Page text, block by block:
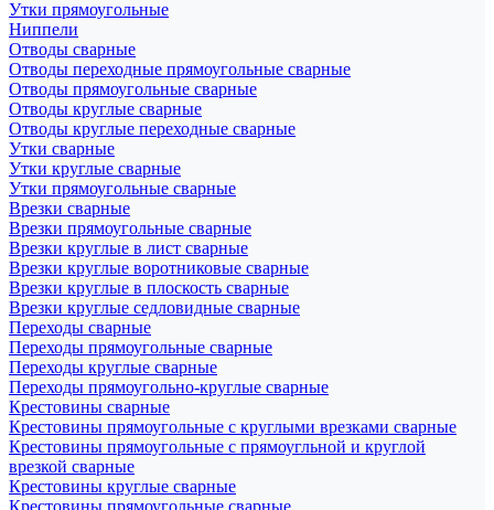
Утки прямоугольные
Ниппели
Отводы сварные
Отводы переходные прямоугольные сварные
Отводы прямоугольные сварные
Отводы круглые сварные
Отводы круглые переходные сварные
Утки сварные
Утки круглые сварные
Утки прямоугольные сварные
Врезки сварные
Врезки прямоугольные сварные
Врезки круглые в лист сварные
Врезки круглые воротниковые сварные
Врезки круглые в плоскость сварные
Врезки круглые седловидные сварные
Переходы сварные
Переходы прямоугольные сварные
Переходы круглые сварные
Переходы прямоугольно-круглые сварные
Крестовины сварные
Крестовины прямоугольные с круглыми врезками сварные
Крестовины прямоугольные с прямоугльной и круглой
врезкой сварные
Крестовины круглые сварные
Крестовины прямоугольные сварные